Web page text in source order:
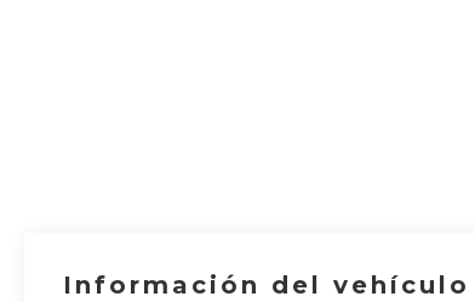
Información del vehículo